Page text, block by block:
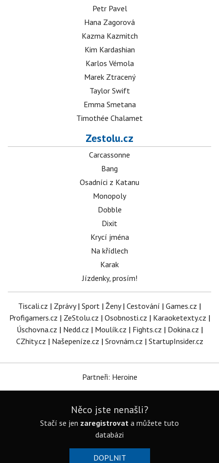
Petr Pavel
Hana Zagorová
Kazma Kazmitch
Kim Kardashian
Karlos Vémola
Marek Ztracený
Taylor Swift
Emma Smetana
Timothée Chalamet
Zestolu.cz
Carcassonne
Bang
Osadníci z Katanu
Monopoly
Dobble
Dixit
Krycí jména
Na křídlech
Karak
Jízdenky, prosím!
Tiscali.cz | Zprávy| Sport | Ženy| Cestování | Games.cz |
Profigamers.cz | ZeStolu.cz | Osobnosti.cz | Karaoketexty.cz |
Úschovna.cz | Nedd.cz | Moulík.cz | Fights.cz | Dokina.cz |
CZhity.cz | Našepeníze.cz | Srovnám.cz | StartupInsider.cz
Partneři: Heroine
Něco jste nenašli?
Stačí se jen zaregistrovat a můžete tuto
databázi
DOPLNIT